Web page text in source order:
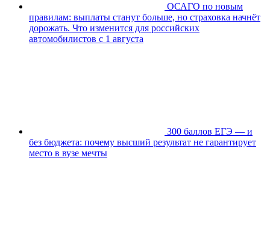
ОСАГО по новым
правилам: выплаты станут больше, но страховка начнёт
дорожать. Что изменится для российских
автомобилистов с 1 августа
300 баллов ЕГЭ — и
без бюджета: почему высший результат не гарантирует
место в вузе мечты